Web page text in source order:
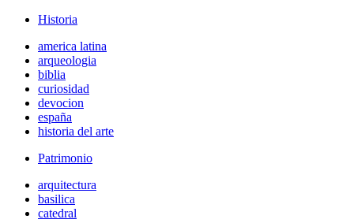
Historia
america latina
arqueologia
biblia
curiosidad
devocion
españa
historia del arte
Patrimonio
arquitectura
basilica
catedral